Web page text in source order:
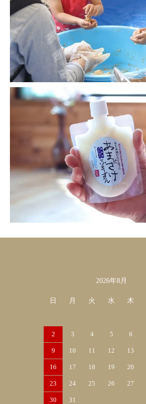
2026年8月
日 月 火 水 木
2 3 4 5 6
9 10 11 12 13
16 17 18 19 20
23 24 25 26 27
30 31